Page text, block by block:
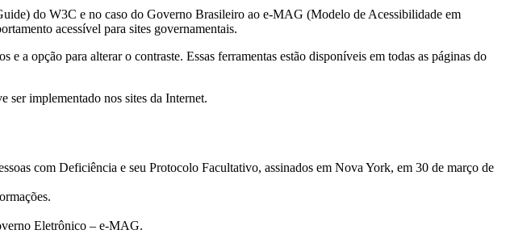
do W3C e no caso do Governo Brasileiro ao e-MAG (Modelo de Acessibilidade em
acessível para sites governamentais.
a opção para alterar o contraste. Essas ferramentas estão disponíveis em todas as páginas do
ser implementado nos sites da Internet.
com Deficiência e seu Protocolo Facultativo, assinados em Nova York, em 30 de março de
Eletrônico – e-MAG.